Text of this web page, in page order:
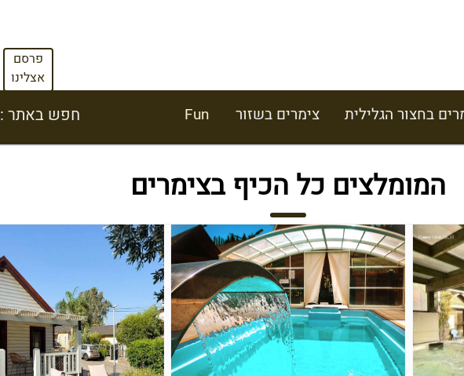
פרסם
אצלינו
בחצור הגלילית צימרים בשזור Fun חפש באתר :
המומלצים כל הכיף בצימרים